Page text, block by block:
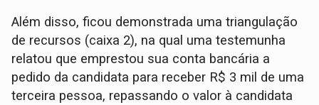
Além disso, ficou demonstrada uma triangulação
de recursos (caixa 2), na qual uma testemunha
relatou que emprestou sua conta bancária a
pedido da candidata para receber R$ 3 mil de uma
terceira pessoa, repassando o valor à candidata